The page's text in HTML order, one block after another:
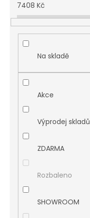
7408 Kč
Na skladě
Akce
Výprodej skladů
ZDARMA
Rozbaleno
SHOWROOM